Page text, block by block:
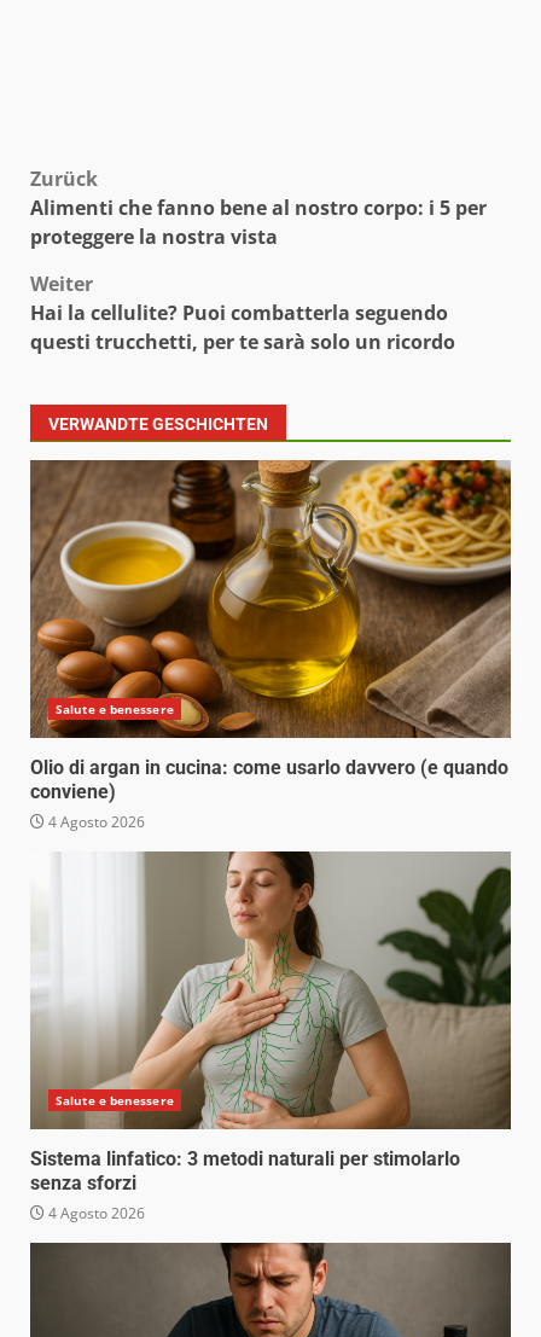
Beitragsnavigation
Zurück
Alimenti che fanno bene al nostro corpo: i 5 per
proteggere la nostra vista
Weiter
Hai la cellulite? Puoi combatterla seguendo
questi trucchetti, per te sarà solo un ricordo
VERWANDTE GESCHICHTEN
Salute e benessere
Olio di argan in cucina: come usarlo davvero (e quando
conviene)
4 Agosto 2026
Salute e benessere
Sistema linfatico: 3 metodi naturali per stimolarlo
senza sforzi
4 Agosto 2026